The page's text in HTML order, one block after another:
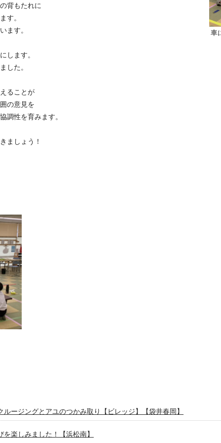
車
背もたれに
す。
ます。
します。
した。
ることが
の意見を
調性を育みます。
ましょう！
ルージングとアユのつかみ取り【ビレッジ】【袋井春岡】
を楽しみました！【浜松南】